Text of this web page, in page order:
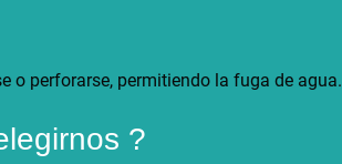
o perforarse, permitiendo la fuga de agua.
?